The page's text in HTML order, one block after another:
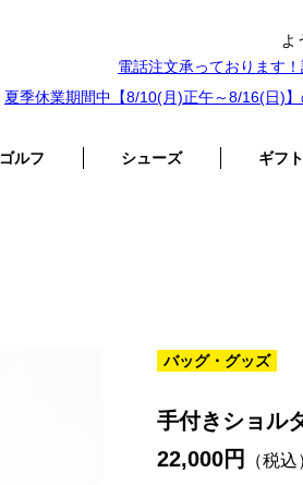
よ
電話注文承っております
夏季休業期間中【8/10(月)正午～8/16(日)
ゴルフ シューズ ギフト
バッグ・グッズ
手付きショル
22,000円
（税込